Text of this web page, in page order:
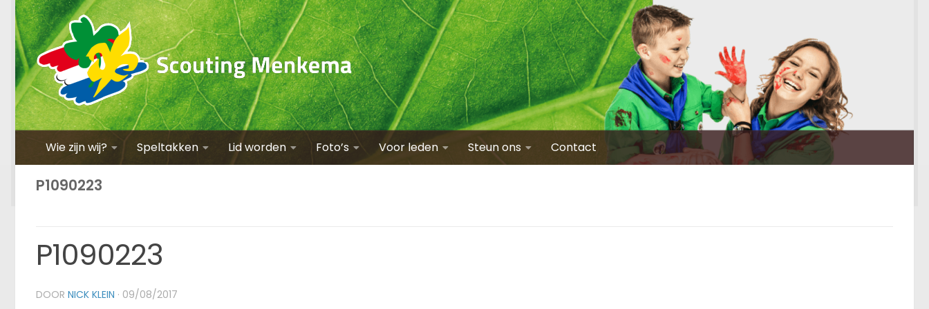
Wie zijn wij? Speltakken Lid worden Foto’s Voor leden Steun ons Contact
P1090223
P1090223
DOOR NICK KLEIN · 09/08/2017